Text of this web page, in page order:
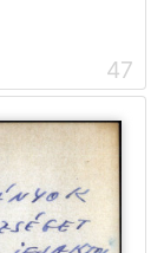
47